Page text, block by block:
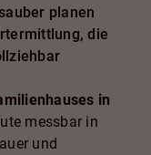
planen
die
in
messbar in
und